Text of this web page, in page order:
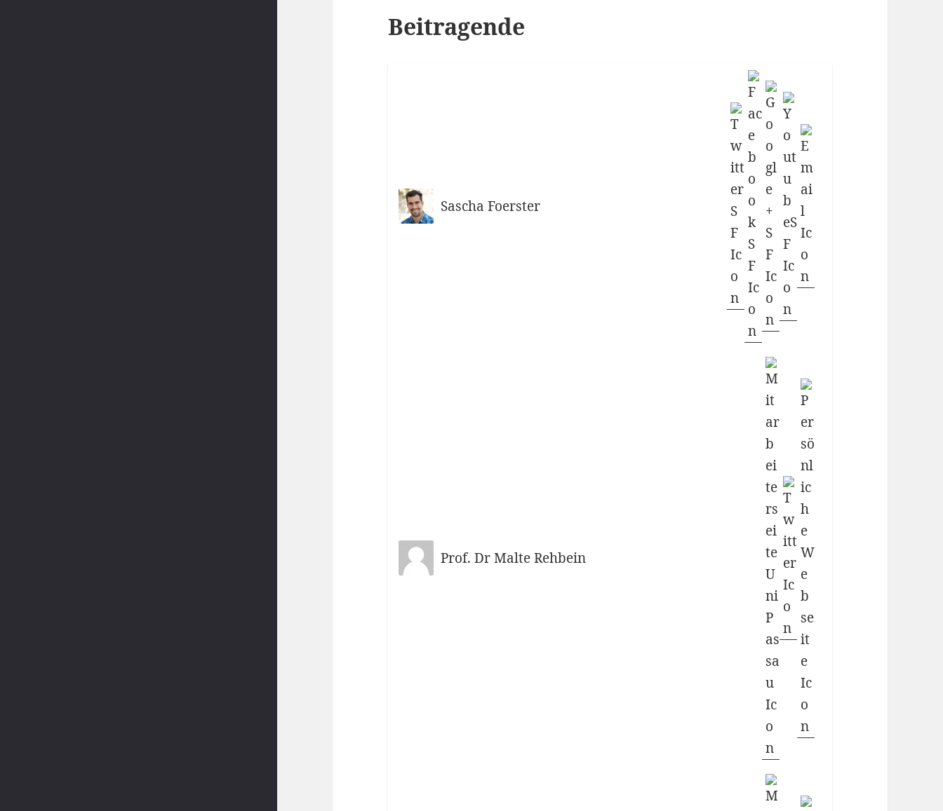
Beitragende
Sascha Foerster
Prof. Dr Malte Rehbein